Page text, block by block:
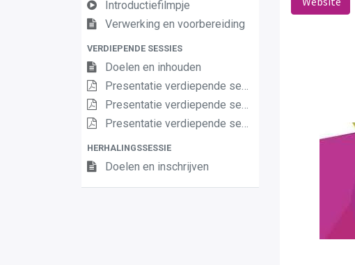
Introductiefilmpje
Verwerking en voorbereiding
VERDIEPENDE SESSIES
Doelen en inhouden
Presentatie verdiepende sessie 1
Presentatie verdiepende sessie 2 (vervolgsessie)
Presentatie verdiepende sessie 3 (Dag van het leerplan)
HERHALINGSSESSIE
Doelen en inschrijven